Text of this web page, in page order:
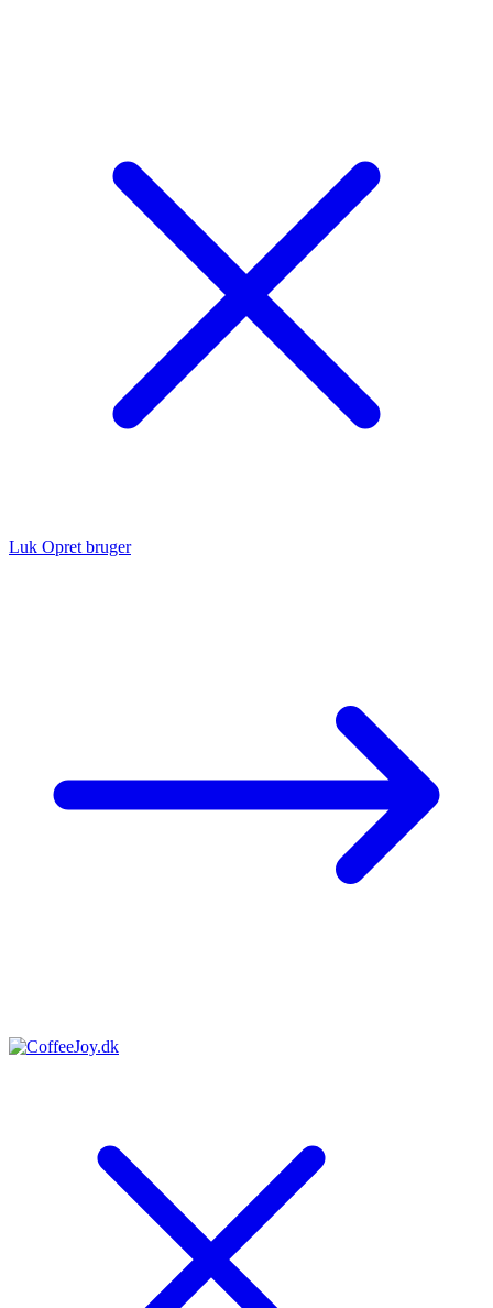
Luk Opret bruger